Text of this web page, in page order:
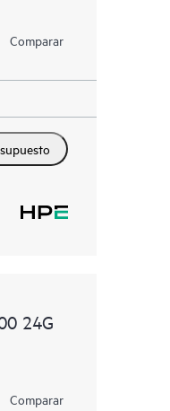
Comparar
24G
Comparar